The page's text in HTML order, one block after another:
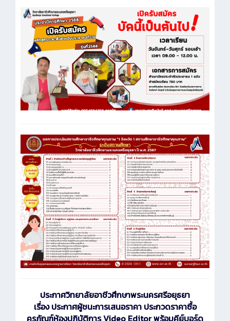
ประกาศวิทยาลัยอาชีวศึกษาพระนครศรีอยุธยา
เรื่อง ประกาศผู้ชนะการเสนอราคา ประกวดราคาซื้อ